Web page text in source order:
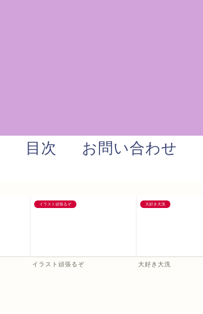
目次 お問い合わせ
イラスト頑張るぞ
イラスト頑張るぞ
大好き大洗
大好き大洗